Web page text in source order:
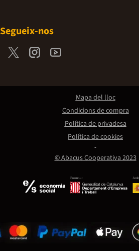
Segueix-nos
Promou:
© Abacus Cooperativa 2023
Mapa del lloc
Condicions de compra
Política de privadesa
Política de cookies